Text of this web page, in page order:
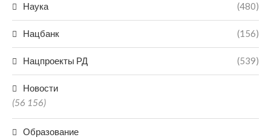
Наука (480)
Нацбанк (156)
Нацпроекты РД (539)
Новости
(56 156)
Образование